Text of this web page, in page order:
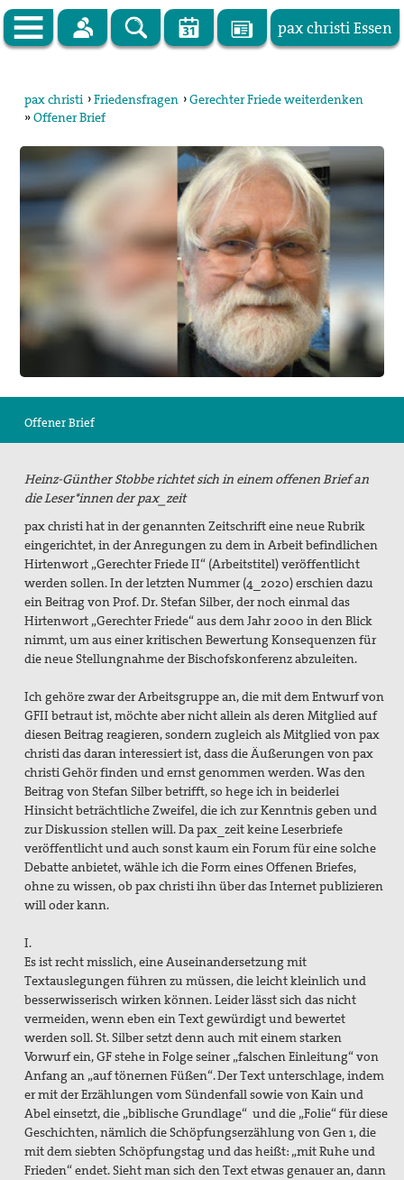
pax christi Essen
pax christi Deutsche Sektion
Vor Ort
Themen
Facebook
Kontakt
Impressum
Suche
pax christi ›Friedensfragen ›Gerechter Friede weiterdenken
»Offener Brief
Offener Brief
Heinz-Günther Stobbe richtet sich in einem offenen Brief an
die Leser*innen der pax_zeit
pax christi hat in der genannten Zeitschrift eine neue Rubrik
eingerichtet, in der Anregungen zu dem in Arbeit befindlichen
Hirtenwort „Gerechter Friede II“ (Arbeitstitel) veröffentlicht
werden sollen. In der letzten Nummer (4_2020) erschien dazu
ein Beitrag von Prof. Dr. Stefan Silber, der noch einmal das
Hirtenwort „Gerechter Friede“ aus dem Jahr 2000 in den Blick
nimmt, um aus einer kritischen Bewertung Konsequenzen für
die neue Stellungnahme der Bischofskonferenz abzuleiten.
Ich gehöre zwar der Arbeitsgruppe an, die mit dem Entwurf von
GFII betraut ist, möchte aber nicht allein als deren Mitglied auf
diesen Beitrag reagieren, sondern zugleich als Mitglied von pax
christi das daran interessiert ist, dass die Äußerungen von pax
christi Gehör finden und ernst genommen werden. Was den
Beitrag von Stefan Silber betrifft, so hege ich in beiderlei
Hinsicht beträchtliche Zweifel, die ich zur Kenntnis geben und
zur Diskussion stellen will. Da pax_zeitkeine Leserbriefe
veröffentlicht und auch sonst kaum ein Forum für eine solche
Debatte anbietet, wähle ich die Form eines Offenen Briefes,
ohne zu wissen, ob pax christi ihn über das Internet publizieren
will oder kann.
I.
Es ist recht misslich, eine Auseinandersetzung mit
Textauslegungen führen zu müssen, die leicht kleinlich und
besserwisserisch wirken können. Leider lässt sich das nicht
vermeiden, wenn eben ein Text gewürdigt und bewertet
werden soll. St. Silber setzt denn auch mit einem starken
Vorwurf ein, GF stehe in Folge seiner „falschen Einleitung“ von
Anfang an „auf tönernen Füßen“. Der Text unterschlage, indem
er mit der Erzählungen vom Sündenfall sowie von Kain und
Abel einsetzt, die „biblische Grundlage“ und die „Folie“ für diese
Geschichten, nämlich die Schöpfungserzählung von Gen 1, die
mit dem siebten Schöpfungstag und das heißt: „mit Ruhe und
Frieden“ endet. Sieht man sich den Text etwas genauer an, dann